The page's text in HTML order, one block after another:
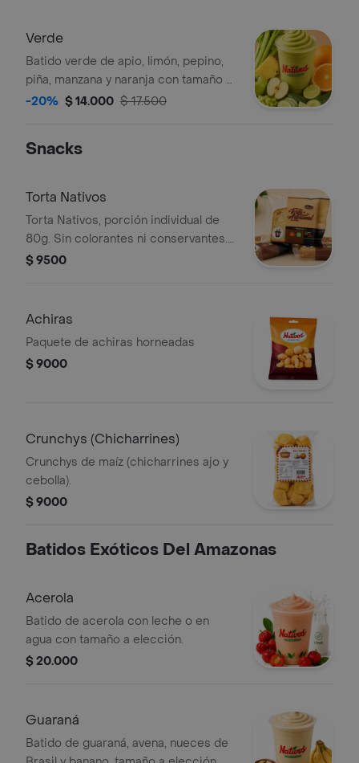
Verde
Batido verde de apio, limón, pepino,
piña, manzana y naranja con tamaño a
elección..
-20% $ 14.000 $ 17.500
Snacks
Torta Nativos
Torta Nativos, porción individual de
80g. Sin colorantes ni conservantes.
Empaque artesanal.
$ 9500
Achiras
Paquete de achiras horneadas
$ 9000
Crunchys (Chicharrines)
Crunchys de maíz (chicharrines ajo y
cebolla).
$ 9000
Batidos Exóticos Del Amazonas
Acerola
Batido de acerola con leche o en
agua con tamaño a elección.
$ 20.000
Guaraná
Batido de guaraná, avena, nueces de